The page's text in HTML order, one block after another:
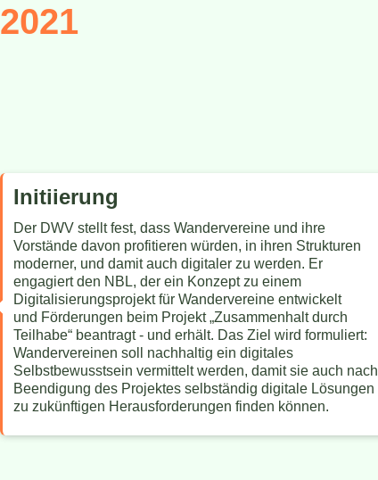
2021
Initiierung
Der DWV stellt fest, dass Wandervereine und ihre
Vorstände davon profitieren würden, in ihren Strukturen
moderner, und damit auch digitaler zu werden. Er
engagiert den NBL, der ein Konzept zu einem
Digitalisierungsprojekt für Wandervereine entwickelt
und Förderungen beim Projekt „Zusammenhalt durch
Teilhabe“ beantragt - und erhält. Das Ziel wird formuliert:
Wandervereinen soll nachhaltig ein digitales
Selbstbewusstsein vermittelt werden, damit sie auch nach
Beendigung des Projektes selbständig digitale Lösungen
zu zukünftigen Herausforderungen finden können.